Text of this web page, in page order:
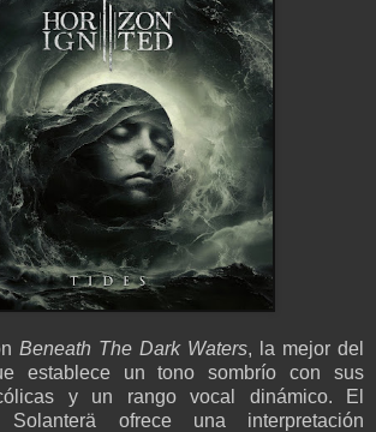
Beneath The Dark Waters, la mejor del
establece un tono sombrío con sus
y un rango vocal dinámico. El
ofrece una interpretación